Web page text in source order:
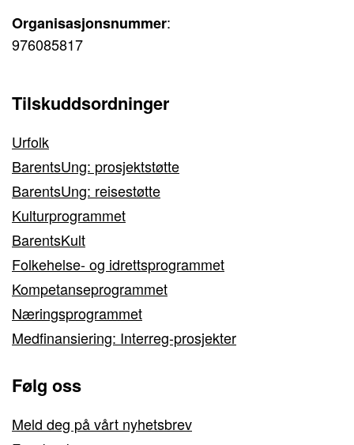
Organisasjonsnummer:
976085817
Tilskuddsordninger
Urfolk
BarentsUng: prosjektstøtte
BarentsUng: reisestøtte
Kulturprogrammet
BarentsKult
Folkehelse- og idrettsprogrammet
Kompetanseprogrammet
Næringsprogrammet
Medfinansiering: Interreg-prosjekter
Følg oss
Meld deg på vårt nyhetsbrev